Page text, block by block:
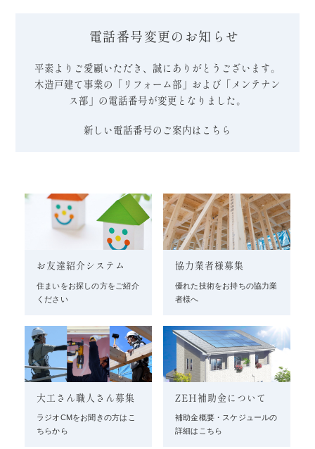
電話番号変更のお知らせ
平素よりご愛顧いただき、誠にありがとうございます。
木造戸建て事業の「リフォーム部」および「メンテナン
ス部」の電話番号が変更となりました。
新しい電話番号のご案内はこちら
お友達紹介システム
住まいをお探しの方をご紹介
ください
協力業者様募集
優れた技術をお持ちの協力業
者様へ
大工さん職人さん募集
ラジオCMをお聞きの方はこ
ちらから
ZEH補助金について
補助金概要・スケジュールの
詳細はこちら